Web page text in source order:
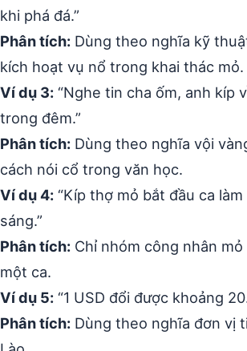
khi phá đá.”
Phân tích: Dùng theo nghĩa kỹ
kích hoạt vụ nổ trong khai thác mỏ.
Ví dụ 3: “Nghe tin cha ốm, anh kíp
trong đêm.”
Phân tích: Dùng theo nghĩa vội
cách nói cổ trong văn học.
Ví dụ 4: “Kíp thợ mỏ bắt đầu ca
sáng.”
Phân tích: Chỉ nhóm công nhân
một ca.
Ví dụ 5: “1 USD đổi được khoảng
Phân tích: Dùng theo nghĩa đơn vị